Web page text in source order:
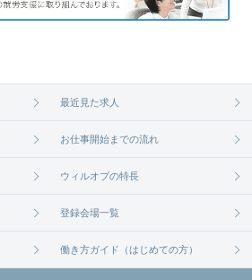
最近見た求人
お仕事開始までの流れ
ウィルオブの特長
登録会場一覧
働き方ガイド（はじめての方）